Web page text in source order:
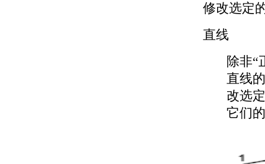
修改选定
直线
除非“
直线
改选
它们